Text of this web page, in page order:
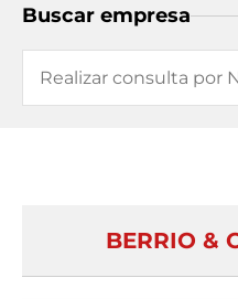
Buscar empresa
BERRIO &